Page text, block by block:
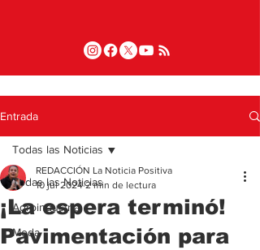
Entrada
Todas las Noticias
Agroindustria
Moda
Todas las Noticias
¡La espera terminó!
Pavimentación para
REDACCIÓN La Noticia Positiva
10 jul 2024 2 min de lectura